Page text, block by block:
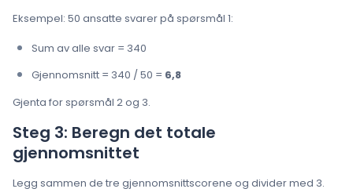
Eksempel: 50 ansatte svarer på spørsmål 1:
Sum av alle svar = 340
Gjennomsnitt = 340 / 50 = 6,8
Gjenta for spørsmål 2 og 3.
Steg 3: Beregn det totale
gjennomsnittet
Legg sammen de tre gjennomsnittscorene og divider med 3.